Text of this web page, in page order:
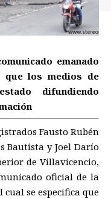
emanado
que los medios de
difundiendo
Fausto Rubén
Bautista y Joel Darío
de Villavicencio,
oficial de la
cual se especifica que